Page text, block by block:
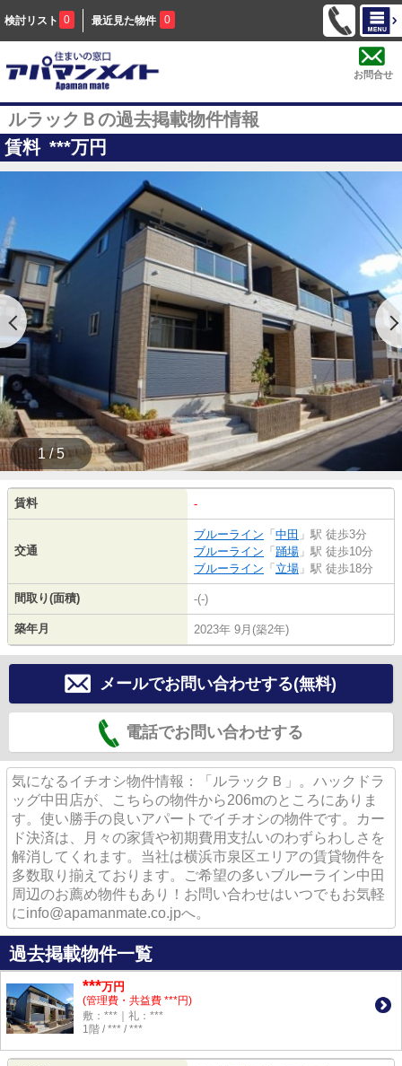
検討リスト 0 最近見た物件 0
お問合せ
ルラックＢの過去掲載物件情報
賃料 ***万円
1 / 5
賃料 -
交通
ブルーライン 「 中田 」駅 徒歩3分
ブルーライン 「 踊場 」駅 徒歩10分
ブルーライン 「 立場 」駅 徒歩18分
間取り(面積) -(-)
築年月 2023年 9月(築2年)
メールでお問い合わせする(無料)
電話でお問い合わせする
気になるイチオシ物件情報：「ルラックＢ」。ハックドラ
ッグ中田店が、こちらの物件から206mのところにありま
す。使い勝手の良いアパートでイチオシの物件です。カー
ド決済は、月々の家賃や初期費用支払いのわずらわしさを
解消してくれます。当社は横浜市泉区エリアの賃貸物件を
多数取り揃えております。ご希望の多いブルーライン中田
周辺のお薦め物件もあり！お問い合わせはいつでもお気軽
にinfo@apamanmate.co.jpへ。
過去掲載物件一覧
***万円
(管理費・共益費 ***円)
敷：***｜礼：***
1階 / *** / ***